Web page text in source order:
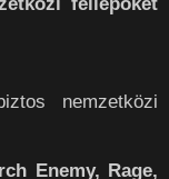
nemzetközi
Enemy, Rage,